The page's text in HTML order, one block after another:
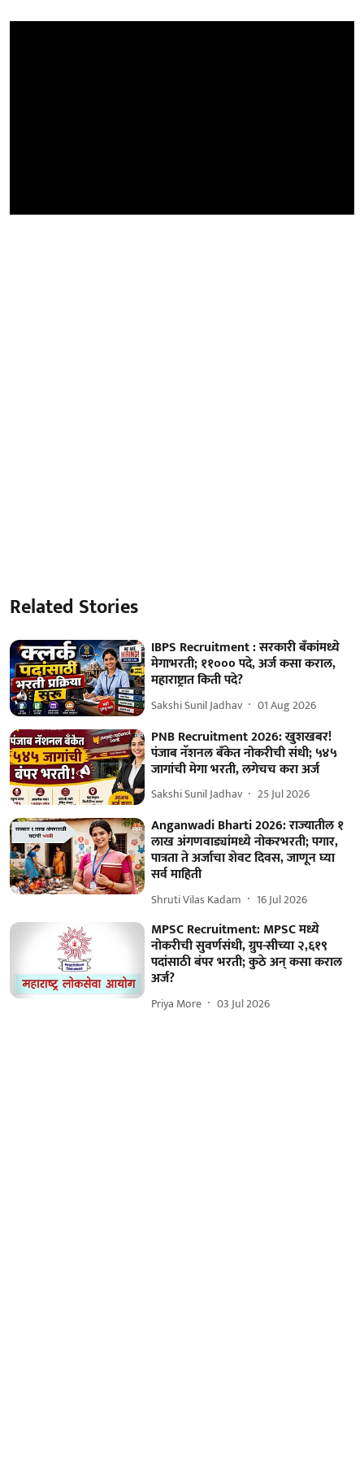
Related Stories
IBPS Recruitment : सरकारी बँकांमध्ये
मेगाभरती; ११००० पदे, अर्ज कसा कराल,
महाराष्ट्रात किती पदे?
Sakshi Sunil Jadhav 01 Aug 2026
PNB Recruitment 2026: खुशखबर!
पंजाब नॅशनल बँकेत नोकरीची संधी; ५४५
जागांची मेगा भरती, लगेचच करा अर्ज
Sakshi Sunil Jadhav 25 Jul 2026
Anganwadi Bharti 2026: राज्यातील १
लाख अंगणवाड्यांमध्ये नोकरभरती; पगार,
पात्रता ते अर्जाचा शेवट दिवस, जाणून घ्या
सर्व माहिती
Shruti Vilas Kadam 16 Jul 2026
MPSC Recruitment: MPSC मध्ये
नोकरीची सुवर्णसंधी, ग्रुप-सीच्या २,६१९
पदांसाठी बंपर भरती; कुठे अन् कसा कराल
अर्ज?
Priya More 03 Jul 2026